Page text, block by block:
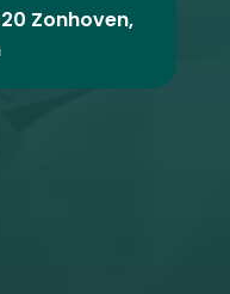
Zonhoven,